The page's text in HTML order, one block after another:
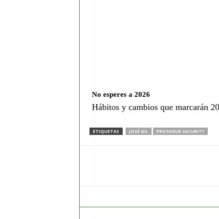
No esperes a 2026
Hábitos y cambios que marcarán
ETIQUETAS JOSÉ GIL PROSEGUR SECURITY